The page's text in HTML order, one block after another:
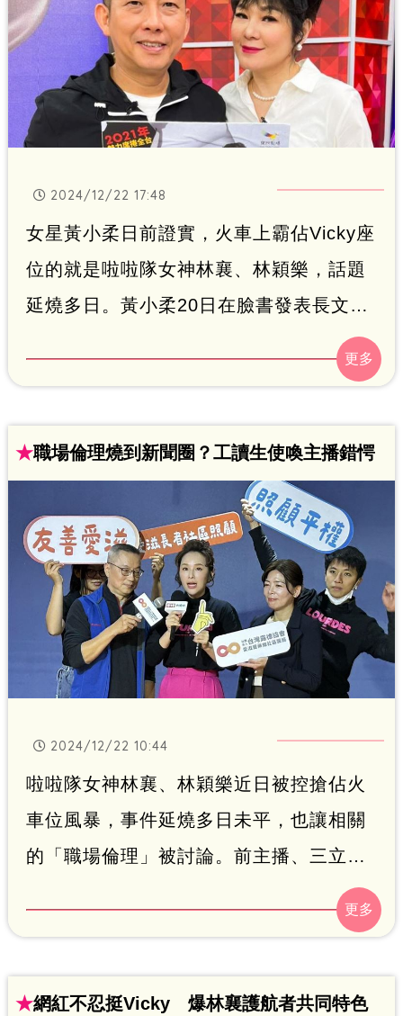
2024/12/22 17:48
女星黃小柔日前證實，火車上霸佔Vicky座
位的就是啦啦隊女神林襄、林穎樂，話題
延燒多日。黃小柔20日在臉書發表長文，
坦言今年是她出道以來，事情最多的一
年，Vicky也證實她情緒控制不住，難過哭
★職場倫理燒到新聞圈？工讀生使喚主播錯愕
2024/12/22 10:44
啦啦隊女神林襄、林穎樂近日被控搶佔火
車位風暴，事件延燒多日未平，也讓相關
的「職場倫理」被討論。前主播、三立
《健康零距離》主持人張齡予也有感分享
新聞圈職場倫理「10多年來已有巨變」，
浩正）
★網紅不忍挺Vicky 爆林襄護航者共同特色